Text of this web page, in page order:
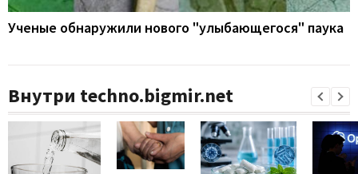
Ученые обнаружили нового "улыбающегося" паука
Внутри techno.bigmir.net